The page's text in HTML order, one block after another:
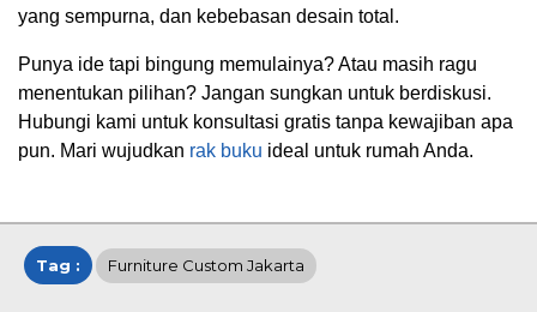
yang sempurna, dan kebebasan desain total.
Punya ide tapi bingung memulainya? Atau masih ragu
menentukan pilihan? Jangan sungkan untuk berdiskusi.
Hubungi kami untuk konsultasi gratis tanpa kewajiban apa
pun. Mari wujudkan rak buku ideal untuk rumah Anda.
Tag : Furniture Custom Jakarta